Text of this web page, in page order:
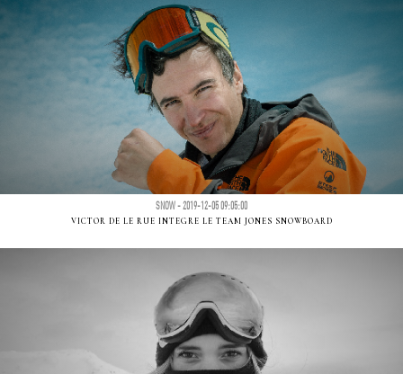
SNOW - 2019-12-05 09:05:00
VICTOR DE LE RUE INTEGRE LE TEAM JONES SNOWBOARD